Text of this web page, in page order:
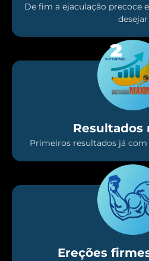
De fim a ejaculação precoce
desejar
Resultados
Primeiros resultados já com
Ereções